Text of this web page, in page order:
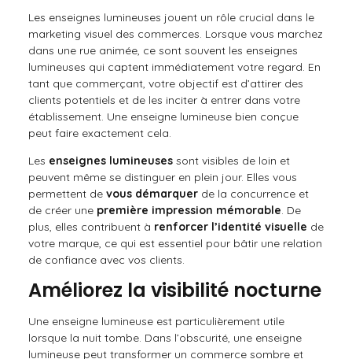
Les enseignes lumineuses jouent un rôle crucial dans le
marketing visuel des commerces. Lorsque vous marchez
dans une rue animée, ce sont souvent les enseignes
lumineuses qui captent immédiatement votre regard. En
tant que commerçant, votre objectif est d’attirer des
clients potentiels et de les inciter à entrer dans votre
établissement. Une enseigne lumineuse bien conçue
peut faire exactement cela.
Les enseignes lumineusessont visibles de loin et
peuvent même se distinguer en plein jour. Elles vous
permettent de vous démarquerde la concurrence et
de créer une première impression mémorable. De
plus, elles contribuent à renforcer l’identité visuelle de
votre marque, ce qui est essentiel pour bâtir une relation
de confiance avec vos clients.
Améliorez la visibilité nocturne
Une enseigne lumineuse est particulièrement utile
lorsque la nuit tombe. Dans l’obscurité, une enseigne
lumineuse peut transformer un commerce sombre et